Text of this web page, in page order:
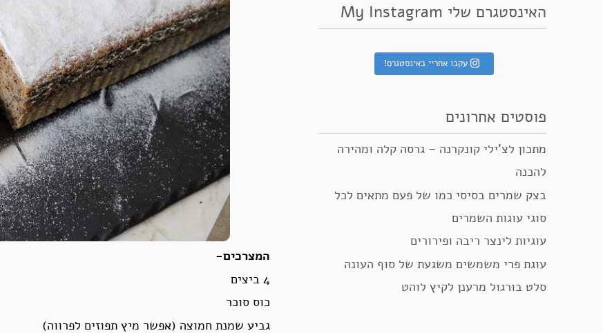
המצרכים-
4 ביצים
כוס סוכר
גביע שמנת חמוצה (אפשר מיץ תפוזים לפרווה)
האינסטגרם שלי My Instagram
עקבו אחריי באינסטגרם!
פוסטים אחרונים
מתכון לצ’ילי קונקרנה – גרסה קלה ומהירה
להכנה
בצק שמרים בסיסי כמו של פעם מתאים לכל
סוגי עוגות השמרים
עוגיות לינצר ריבה ופירורים
עוגת פרי משמשים משגעת של סוף העונה
סלט בורגול מרענן לקיץ לוהט